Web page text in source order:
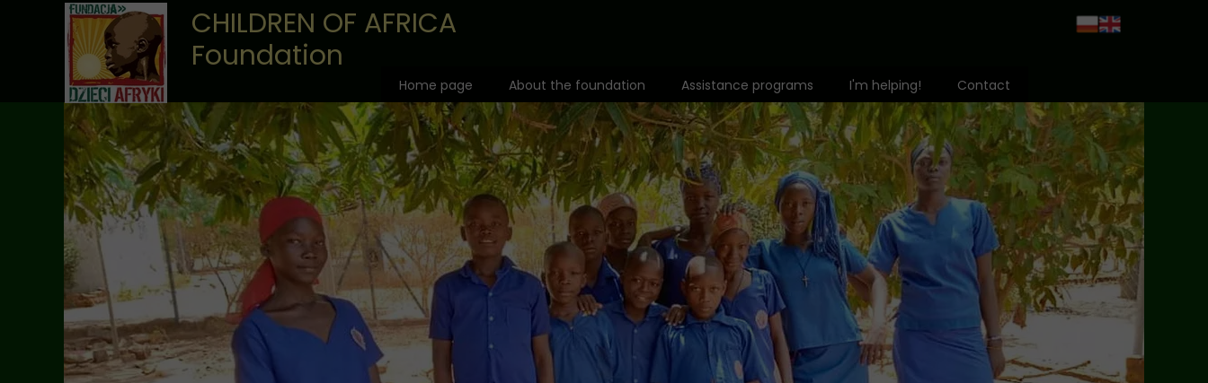
CHILDREN OF AFRICA
Foundation
Home page About the foundation
Team
Activity map
Awards
Recommendations
Angel of the Children of Africa
Assistance programs
Missionary Fund
Adoption of the Heart
Ticket to the World
Schools of the Children of Africa
Health and prevention
Care and feeding
Help for the disabled
Father Lemieszko Fund
I'm helping! Contact
Grant Application